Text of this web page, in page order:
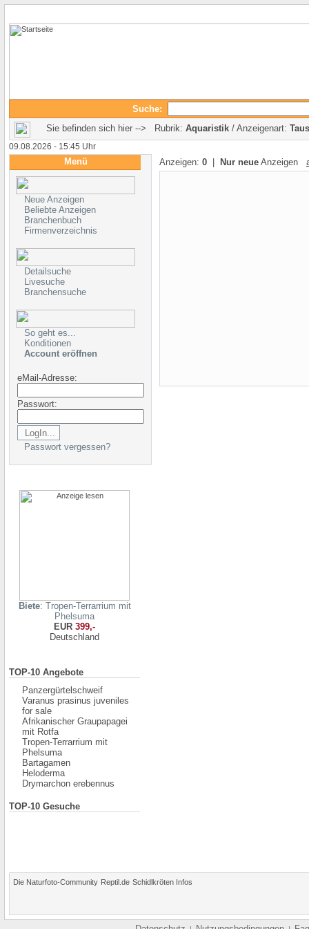
Suche:
Sie befinden sich hier --> Rubrik: Aquaristik / Anzeigenart:
09.08.2026 - 15:45 Uhr
Menü
Neue Anzeigen
Beliebte Anzeigen
Branchenbuch
Firmenverzeichnis
Detailsuche
Livesuche
Branchensuche
So geht es...
Konditionen
Account eröffnen
eMail-Adresse:
Passwort:
Passwort vergessen?
Biete: Tropen-Terrarrium mit
Phelsuma
EUR 399,-
Deutschland
TOP-10 Angebote
Panzergürtelschweif
Varanus prasinus juveniles
for sale
Afrikanischer Graupapagei
mit Rotfa
Tropen-Terrarrium mit
Phelsuma
Bartagamen
Heloderma
Drymarchon erebennus
TOP-10 Gesuche
Anzeigen: 0 Nur neue Anzeigen
Die Naturfoto-Community Reptil.de Schidlkröten Infos